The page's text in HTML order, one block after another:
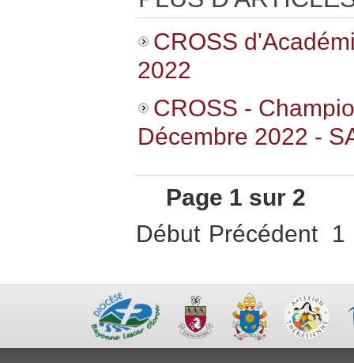
CROSS
2022
CROSS -
Décembre 2022 -
Page 1 sur 2
Début Précédent 1